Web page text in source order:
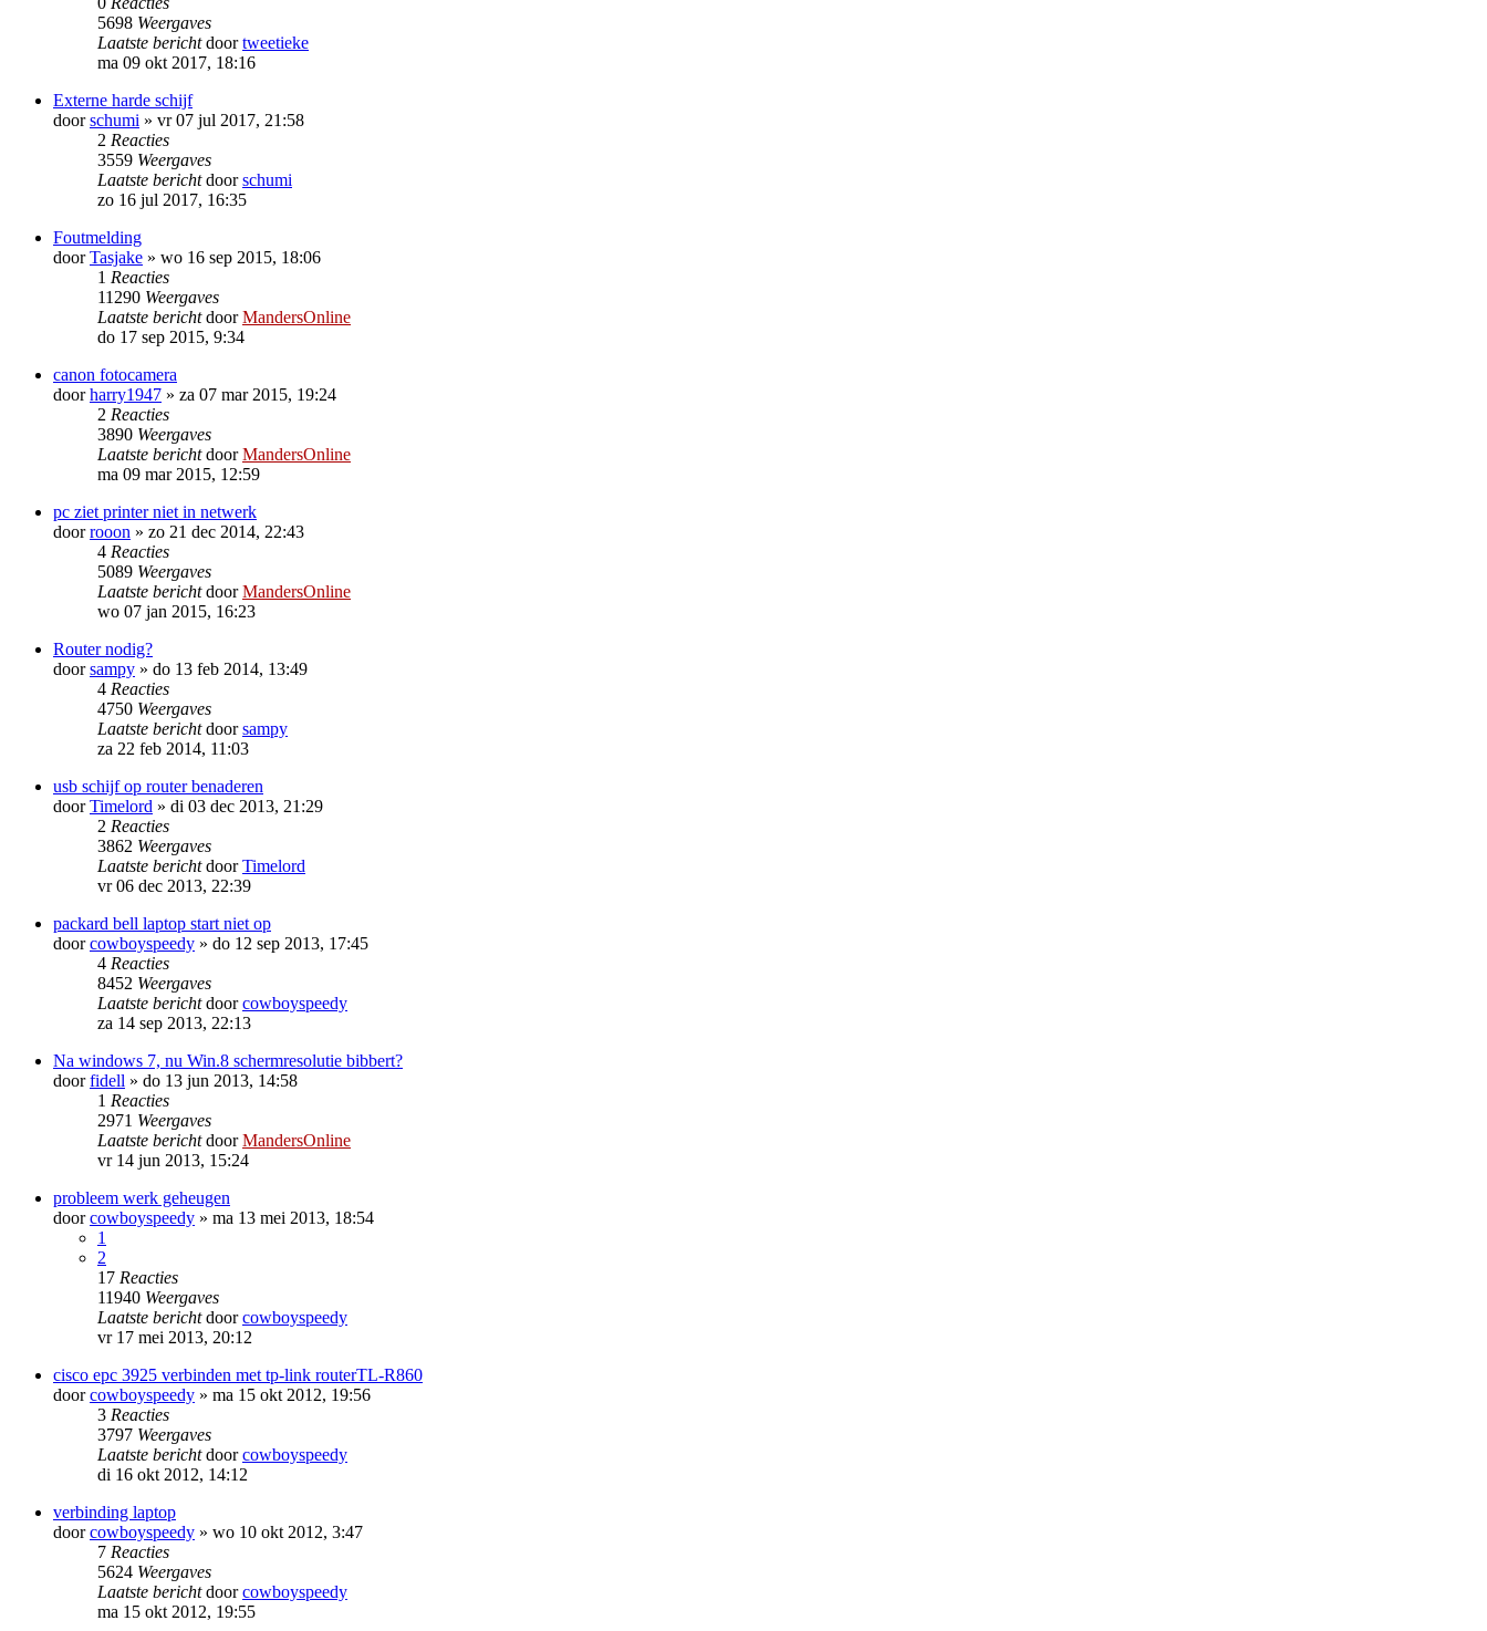
5698 Weergaves
Laatste berichtdoortweetieke
ma 09 okt 2017, 18:16
Externe harde schijf
doorschumi » vr 07 jul 2017, 21:58
2 Reacties
3559 Weergaves
Laatste berichtdoorschumi
zo 16 jul 2017, 16:35
Foutmelding
doorTasjake » wo 16 sep 2015, 18:06
1 Reacties
11290 Weergaves
Laatste berichtdoorMandersOnline
do 17 sep 2015, 9:34
canon fotocamera
doorharry1947 » za 07 mar 2015, 19:24
2 Reacties
3890 Weergaves
Laatste berichtdoorMandersOnline
ma 09 mar 2015, 12:59
pc ziet printer niet in netwerk
doorrooon » zo 21 dec 2014, 22:43
4 Reacties
5089 Weergaves
Laatste berichtdoorMandersOnline
wo 07 jan 2015, 16:23
Router nodig?
doorsampy » do 13 feb 2014, 13:49
4 Reacties
4750 Weergaves
Laatste berichtdoorsampy
za 22 feb 2014, 11:03
usb schijf op router benaderen
doorTimelord » di 03 dec 2013, 21:29
2 Reacties
3862 Weergaves
Laatste berichtdoorTimelord
vr 06 dec 2013, 22:39
packard bell laptop start niet op
doorcowboyspeedy » do 12 sep 2013, 17:45
4 Reacties
8452 Weergaves
Laatste berichtdoorcowboyspeedy
za 14 sep 2013, 22:13
Na windows 7, nu Win.8 schermresolutie bibbert?
doorfidell » do 13 jun 2013, 14:58
1 Reacties
2971 Weergaves
Laatste berichtdoorMandersOnline
vr 14 jun 2013, 15:24
probleem werk geheugen
doorcowboyspeedy » ma 13 mei 2013, 18:54
1
2
17 Reacties
11940 Weergaves
Laatste berichtdoorcowboyspeedy
vr 17 mei 2013, 20:12
cisco epc 3925 verbinden met tp-link routerTL-R860
doorcowboyspeedy » ma 15 okt 2012, 19:56
3 Reacties
3797 Weergaves
Laatste berichtdoorcowboyspeedy
di 16 okt 2012, 14:12
verbinding laptop
doorcowboyspeedy » wo 10 okt 2012, 3:47
7 Reacties
5624 Weergaves
Laatste berichtdoorcowboyspeedy
ma 15 okt 2012, 19:55